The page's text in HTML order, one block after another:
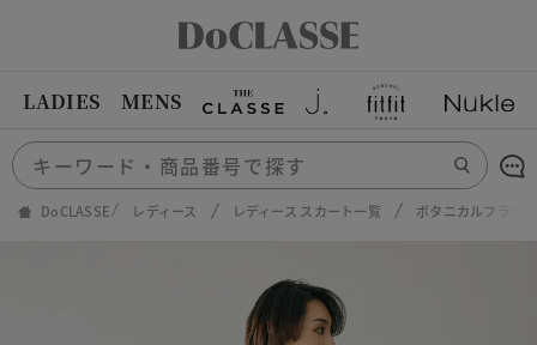
LADIES MENS
DoCLASSE レディース レディース スカート一覧 ボタニカルフラワ